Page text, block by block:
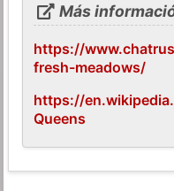
Más
https://
fresh-meadows/
https://
Queens